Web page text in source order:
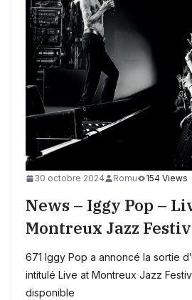
30 octobre 2024 Romu 154 Views
News – Iggy Pop –
Montreux Jazz
671 Iggy Pop a annoncé la sortie
intitulé Live at Montreux Jazz
disponible